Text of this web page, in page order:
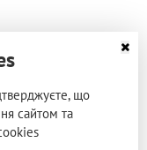
що
сайтом та